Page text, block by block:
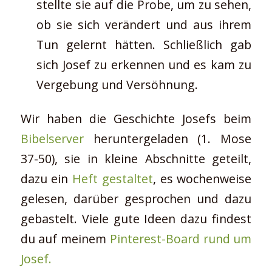
stellte sie auf die Probe, um zu sehen,
ob sie sich verändert und aus ihrem
Tun gelernt hätten. Schließlich gab
sich Josef zu erkennen und es kam zu
Vergebung und Versöhnung.
Wir haben die Geschichte Josefs beim
Bibelserverheruntergeladen (1. Mose
37-50), sie in kleine Abschnitte geteilt,
dazu ein Heft gestaltet, es wochenweise
gelesen, darüber gesprochen und dazu
gebastelt. Viele gute Ideen dazu findest
du auf meinem Pinterest-Board rund um
Josef.